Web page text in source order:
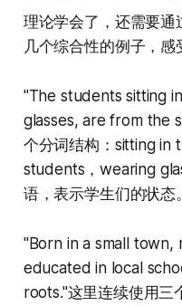
理论学会了，还需要
几个综合性的例子，感
"The students sitting
glasses, are from the
个分词结构：sitting in
students，wearing
语，表示学生们的状态。
"Born in a small town,
educated in local
roots."这里连续使用三